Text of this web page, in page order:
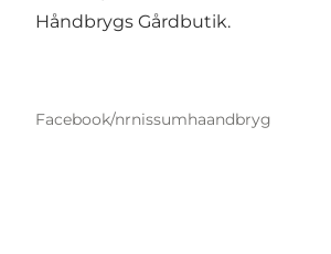
Håndbrygs Gårdbutik.
Facebook/nrnissumhaandbryg